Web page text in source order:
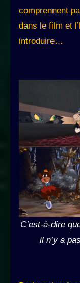
comprennent
dans le film et
introduire…
C’est-à-dire
il n’y a